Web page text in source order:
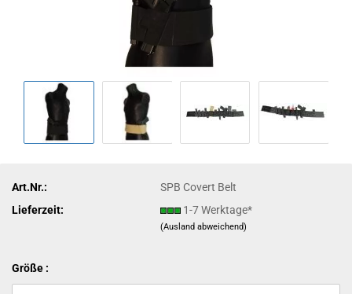
Art.Nr.:
SPB Covert Belt
Lieferzeit:
1-7 Werktage*
(Ausland abweichend)
Größe :